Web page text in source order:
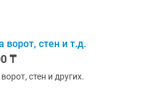
ворот, стен и т.д.
₸
стен и других.